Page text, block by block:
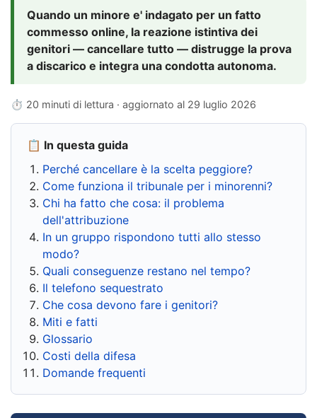
Quando un minore e' indagato per un fatto
commesso online, la reazione istintiva dei
genitori — cancellare tutto — distrugge la prova
a discarico e integra una condotta autonoma.
⏱ 20 minuti di lettura · aggiornato al 29 luglio 2026
📋 In questa guida
Perché cancellare è la scelta peggiore?
Come funziona il tribunale per i minorenni?
Chi ha fatto che cosa: il problema
dell'attribuzione
In un gruppo rispondono tutti allo stesso
modo?
Quali conseguenze restano nel tempo?
Il telefono sequestrato
Che cosa devono fare i genitori?
Miti e fatti
Glossario
Costi della difesa
Domande frequenti